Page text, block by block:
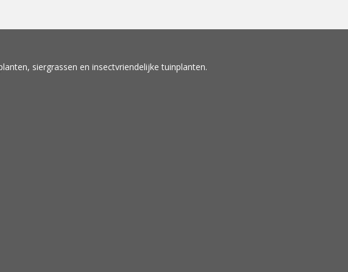
siergrassen en insectvriendelijke tuinplanten.